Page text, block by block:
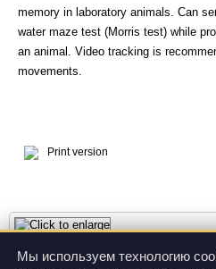
Мы используем технологию
memory in laboratory animals. Can
water maze test (Morris test) while
an animal. Video tracking is
movements.
Print version
Arena for mice